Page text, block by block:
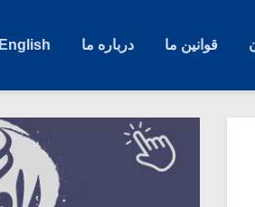
قوانین ما درباره ما English